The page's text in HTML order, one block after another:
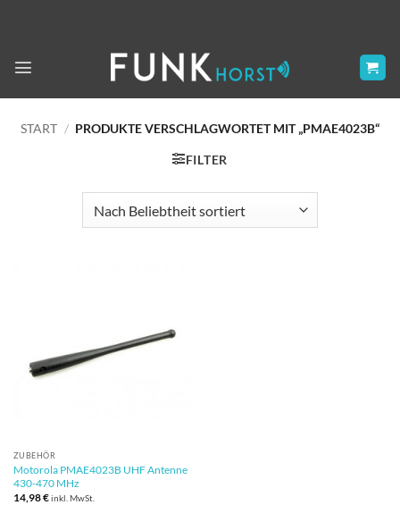
START / PRODUKTE VERSCHLAGWORTET MIT „PMAE4023B“
FILTER
ZUBEHÖR
Motorola PMAE4023B UHF Antenne
430-470 MHz
14,98€inkl. MwSt.